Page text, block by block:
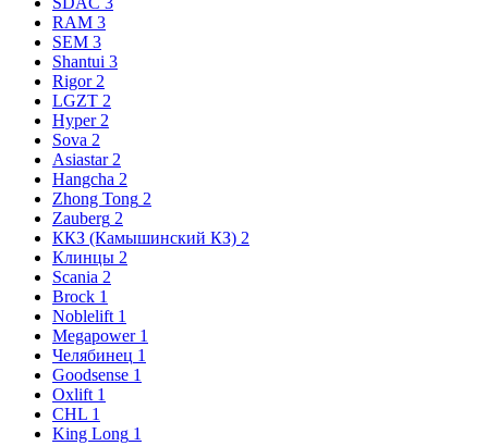
RAM 3
SEM 3
Shantui 3
Rigor 2
LGZT 2
Hyper 2
Sova 2
Asiastar 2
Hangcha 2
Zhong Tong 2
Zauberg 2
ККЗ (Камышинский КЗ) 2
Клинцы 2
Scania 2
Brock 1
Noblelift 1
Megapower 1
Челябинец 1
Goodsense 1
Oxlift 1
CHL 1
King Long 1